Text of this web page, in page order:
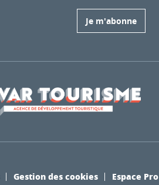
Je m'abonne
Gestion des cookies Espace Pro